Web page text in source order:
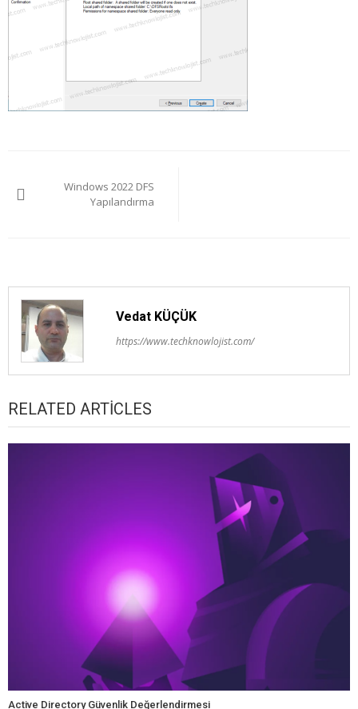
gezinmesi
Windows 2022 DFS
Yapılandırma
Vedat KÜÇÜK
https://www.techknowlojist.com/
RELATED ARTICLES
Active Directory Güvenlik Değerlendirmesi